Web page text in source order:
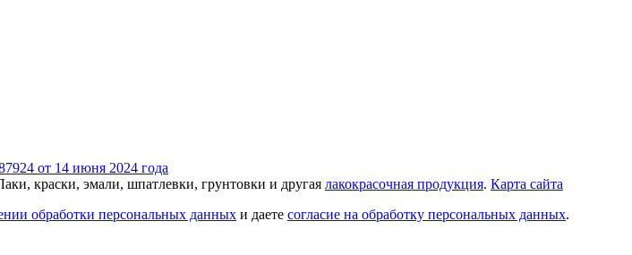
от 14 июня 2024 года
краски, эмали, шпатлевки, грунтовки и другая лакокрасочная продукция. Карта сайта
обработки персональных данных и даете cогласие на обработку персональных данных.